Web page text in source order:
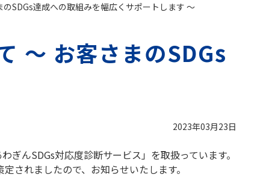
SDGs達成への取組みを幅広くサポートします ～
～ お客さまのSDGs
2023年03月23日
んSDGs対応度診断サービス」を取扱っています。
されましたので、お知らせいたします。